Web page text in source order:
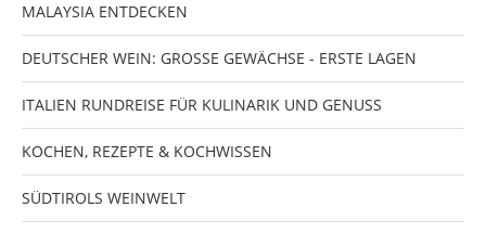
MALAYSIA ENTDECKEN
DEUTSCHER WEIN: GROSSE GEWÄCHSE - ERSTE LAGEN
ITALIEN RUNDREISE FÜR KULINARIK UND GENUSS
KOCHEN, REZEPTE & KOCHWISSEN
SÜDTIROLS WEINWELT